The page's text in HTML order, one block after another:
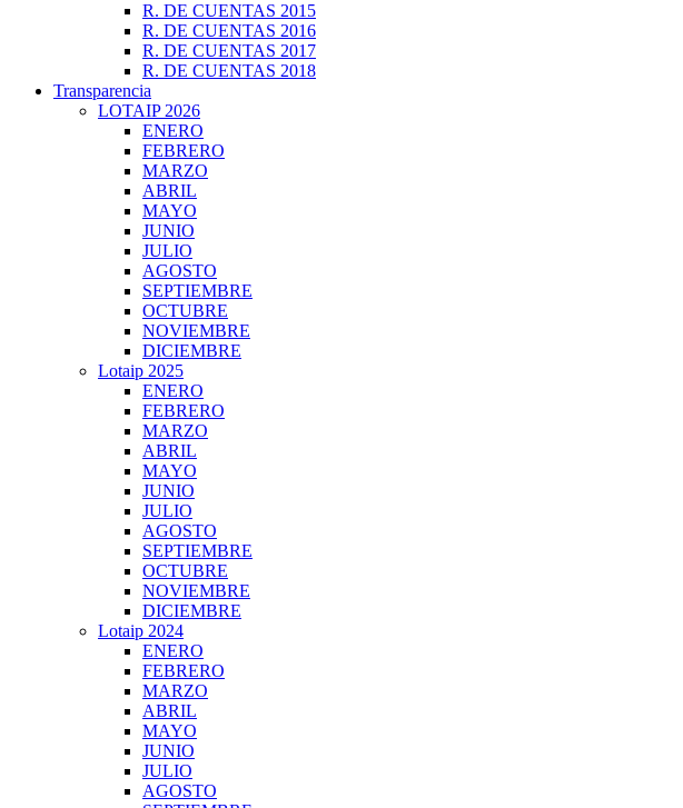
R. DE CUENTAS 2015
R. DE CUENTAS 2016
R. DE CUENTAS 2017
R. DE CUENTAS 2018
Transparencia
LOTAIP 2026
ENERO
FEBRERO
MARZO
ABRIL
MAYO
JUNIO
JULIO
AGOSTO
SEPTIEMBRE
OCTUBRE
NOVIEMBRE
DICIEMBRE
Lotaip 2025
ENERO
FEBRERO
MARZO
ABRIL
MAYO
JUNIO
JULIO
AGOSTO
SEPTIEMBRE
OCTUBRE
NOVIEMBRE
DICIEMBRE
Lotaip 2024
ENERO
FEBRERO
MARZO
ABRIL
MAYO
JUNIO
JULIO
AGOSTO